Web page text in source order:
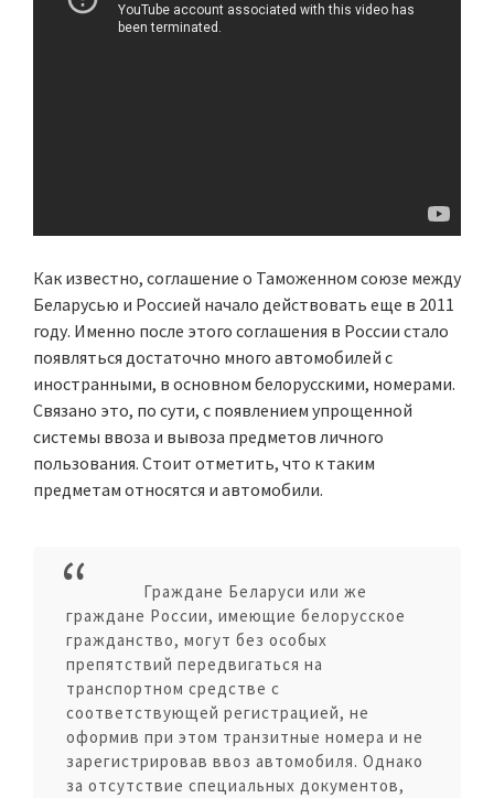
Как известно, соглашение о Таможенном союзе между
Беларусью и Россией начало действовать еще в 2011
году. Именно после этого соглашения в России стало
появляться достаточно много автомобилей с
иностранными, в основном белорусскими, номерами.
Связано это, по сути, с появлением упрощенной
системы ввоза и вывоза предметов личного
пользования. Стоит отметить, что к таким
предметам относятся и автомобили.
Граждане Беларуси или же
граждане России, имеющие белорусское
гражданство, могут без особых
препятствий передвигаться на
транспортном средстве с
соответствующей регистрацией, не
оформив при этом транзитные номера и не
зарегистрировав ввоз автомобиля. Однако
за отсутствие специальных документов,